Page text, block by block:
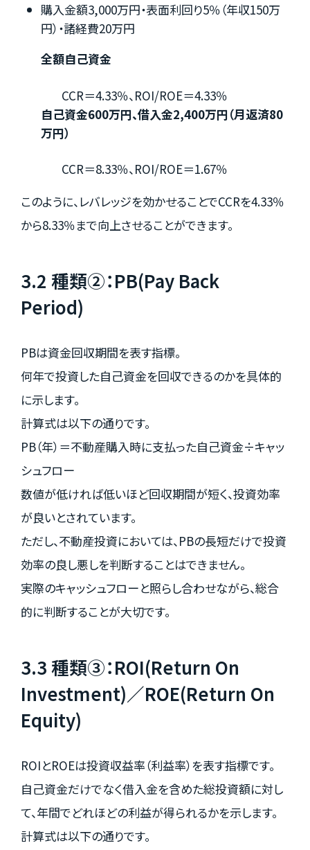
購入金額3,000万円・表面利回り5％（年収150万
円）・諸経費20万円
全額自己資金
CCR＝4.33％、ROI/ROE＝4.33％
自己資金600万円、借入金2,400万円（月返済80
万円）
CCR＝8.33％、ROI/ROE＝1.67％
このように、レバレッジを効かせることでCCRを4.33％
から8.33％まで向上させることができます。
3.2 種類②：PB(Pay Back
Period)
PBは資金回収期間を表す指標。
何年で投資した自己資金を回収できるのかを具体的
に示します。
計算式は以下の通りです。
PB（年）＝不動産購入時に支払った自己資金÷キャッ
シュフロー
数値が低ければ低いほど回収期間が短く、投資効率
が良いとされています。
ただし、不動産投資においては、PBの長短だけで投資
効率の良し悪しを判断することはできません。
実際のキャッシュフローと照らし合わせながら、総合
的に判断することが大切です。
3.3 種類③：ROI(Return On
Investment)／ROE(Return On
Equity)
ROIとROEは投資収益率（利益率）を表す指標です。
自己資金だけでなく借入金を含めた総投資額に対し
て、年間でどれほどの利益が得られるかを示します。
計算式は以下の通りです。